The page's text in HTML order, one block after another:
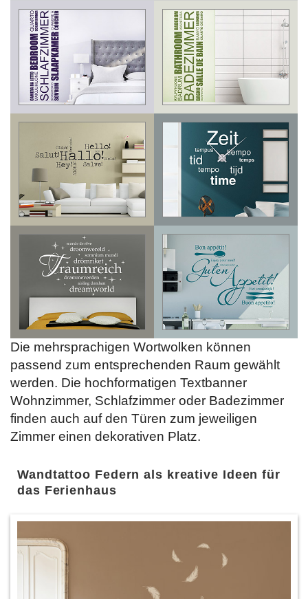
Die mehrsprachigen Wortwolken können
passend zum entsprechenden Raum gewählt
werden. Die hochformatigen Textbanner
Wohnzimmer, Schlafzimmer oder Badezimmer
finden auch auf den Türen zum jeweiligen
Zimmer einen dekorativen Platz.
Wandtattoo Federn als kreative Ideen für
das Ferienhaus